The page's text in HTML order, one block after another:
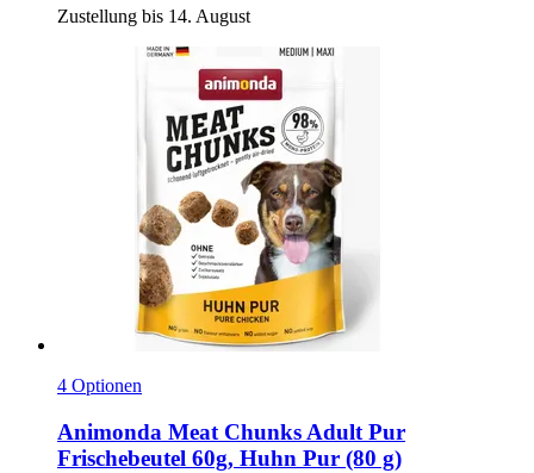
Zustellung bis 14. August
4 Optionen
Animonda Meat Chunks Adult Pur
Frischebeutel 60g, Huhn Pur (80 g)